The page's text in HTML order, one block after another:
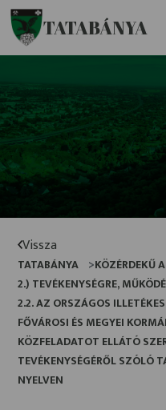
Ugrás a fő tartalomhoz
TATABÁNYA
Vissza
TATABÁNYA
KÖZÉRDEKŰ
2.) TEVÉKENYSÉGRE,
2.2. AZ ORSZÁGOS
FŐVÁROSI ÉS MEGYEI
KÖZFELADATOT ELLÁTÓ
TEVÉKENYSÉGÉRŐL SZÓLÓ
NYELVEN